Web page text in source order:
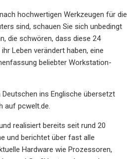
hochwertigen Werkzeugen für die
sind, schauen Sie sich unbedingt
die schwören, dass diese 24
Leben verändert haben, eine
beliebter Workstation-
ins Englische übersetzt
auf pcwelt.de.
realisiert bereits seit rund 20
und berichtet über fast alle
Hardware wie Prozessoren,